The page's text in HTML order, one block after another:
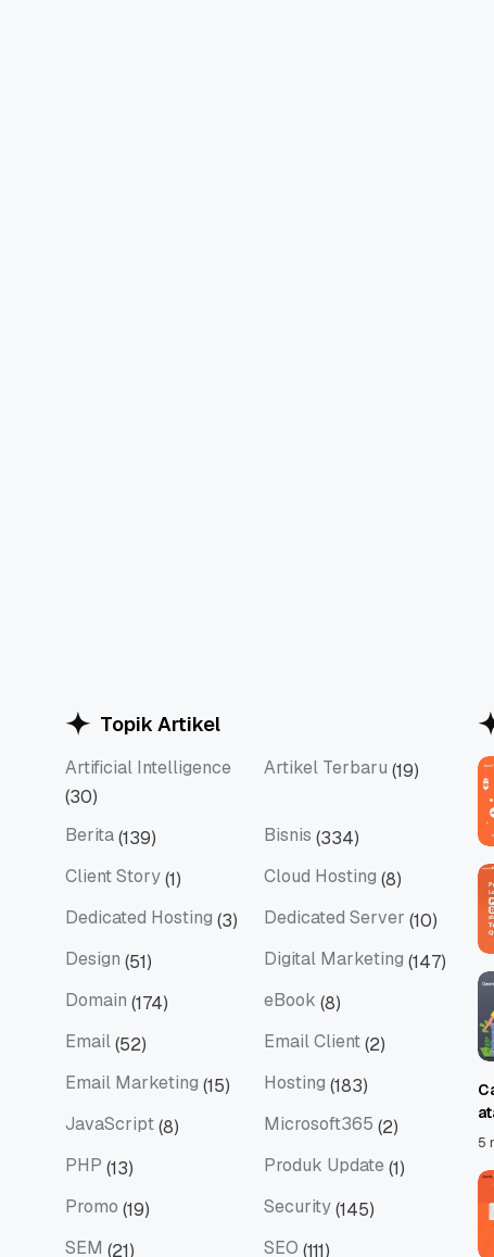
Terakreditasi
Topik Artikel
Artificial Intelligence
Artificial Intelligence
(30)
Artikel Terbaru (19)
Berita(139) Bisnis (334)
Client Story(1) Cloud Hosting (8)
Dedicated Hosting (3) Dedicated Server (10)
Design (51) Digital Marketing (147)
Domain (174) eBook (8)
Email(52) Email Client(2)
Email Marketing (15) Hosting (183)
JavaScript(8) Microsoft365 (2)
PHP (13) Produk Update (1)
Promo (19) Security(145)
SEM (21) SEO (111)
5